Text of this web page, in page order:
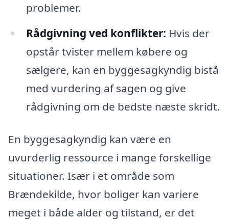
problemer.
Rådgivning ved konflikter: Hvis der
opstår tvister mellem købere og
sælgere, kan en byggesagkyndig bistå
med vurdering af sagen og give
rådgivning om de bedste næste skridt.
En byggesagkyndig kan være en
uvurderlig ressource i mange forskellige
situationer. Især i et område som
Brændekilde, hvor boliger kan variere
meget i både alder og tilstand, er det